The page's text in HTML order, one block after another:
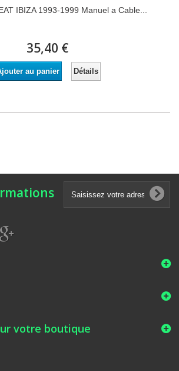
IBIZA 1993-1999 Manuel a Cable...
35,40 €
au panier Détails
votre boutique